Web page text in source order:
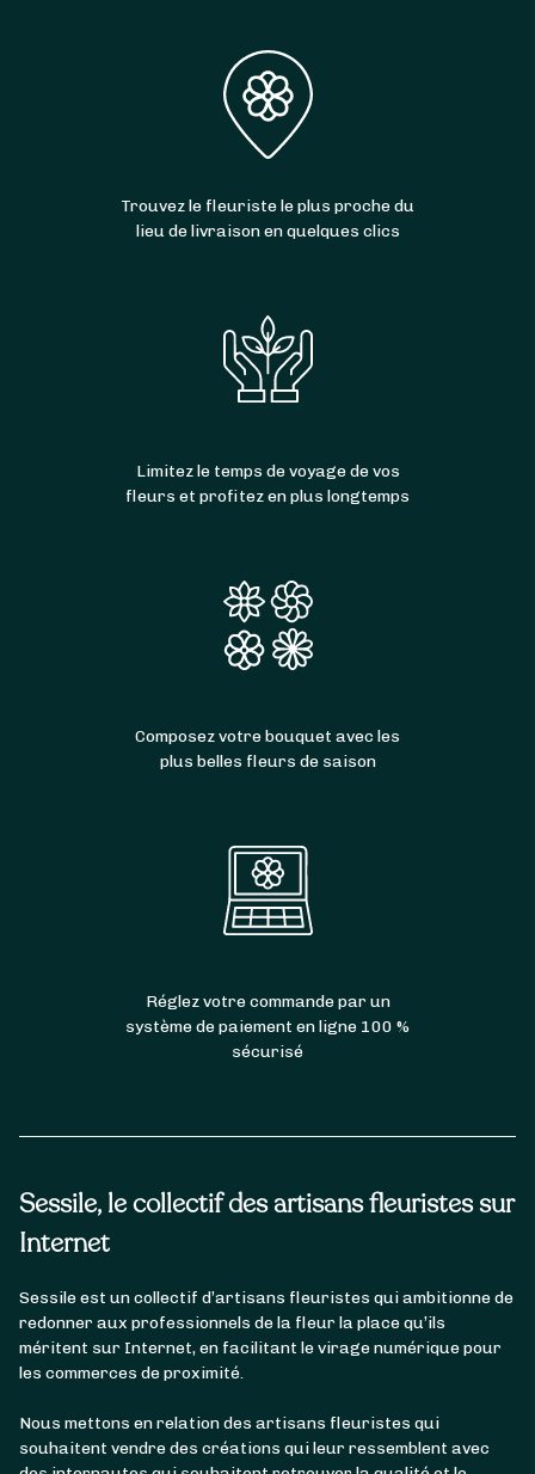
Sessile, le collectif des artisans fleuristes sur
Internet
Sessile est un collectif d’artisans fleuristes qui ambitionne de
redonner aux professionnels de la fleur la place qu’ils
méritent sur Internet, en facilitant le virage numérique pour
les commerces de proximité.
Nous mettons en relation des artisans fleuristes qui
souhaitent vendre des créations qui leur ressemblent avec
Trouvez le fleuriste le plus proche du
lieu de livraison en quelques clics
Limitez le temps de voyage de vos
fleurs et profitez en plus longtemps
Composez votre bouquet avec les
plus belles fleurs de saison
Réglez votre commande par un
système de paiement en ligne 100 %
sécurisé